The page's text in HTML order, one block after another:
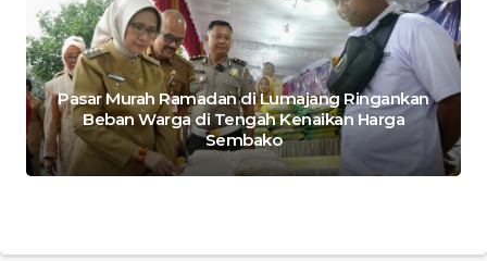
Pasar Murah Ramadan di Lumajang Ringankan
Beban Warga di Tengah Kenaikan Harga
Sembako